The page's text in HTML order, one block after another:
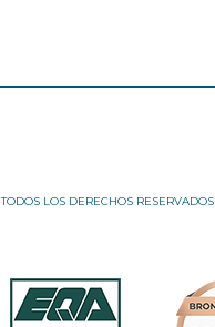
LOS DERECHOS RESERVADOS